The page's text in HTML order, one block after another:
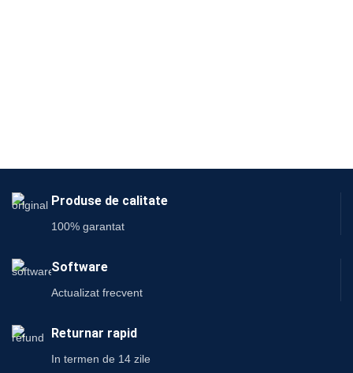
Produse de calitate
100% garantat
Software
Actualizat frecvent
Returnar rapid
In termen de 14 zile